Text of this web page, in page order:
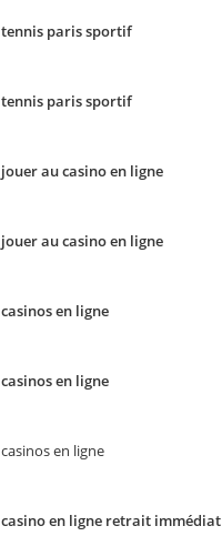
tennis paris sportif
tennis paris sportif
jouer au casino en ligne
jouer au casino en ligne
casinos en ligne
casinos en ligne
casinos en ligne
casino en ligne retrait immédiat